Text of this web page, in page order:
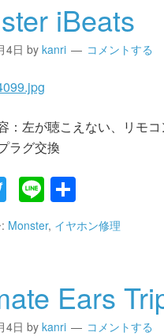
iBeats
4日 by kanri コメントする
：左が聴こえない、リ
ラグ交換
Twitter
Line
有
Monster, イヤホン修理
Ears
4日 by kanri コメントする